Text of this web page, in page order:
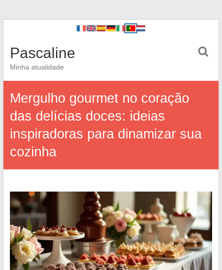
Pascaline
Minha atualidade
Mergulho gourmet no coração
das delícias doces: ideias
inspiradoras para dinamizar sua
cozinha